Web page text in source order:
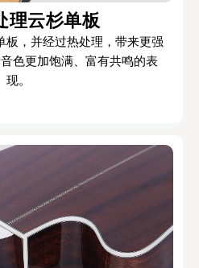
理云杉单板
板，并经过热处理，带来更强
色更加饱满、富有共鸣的表
现。